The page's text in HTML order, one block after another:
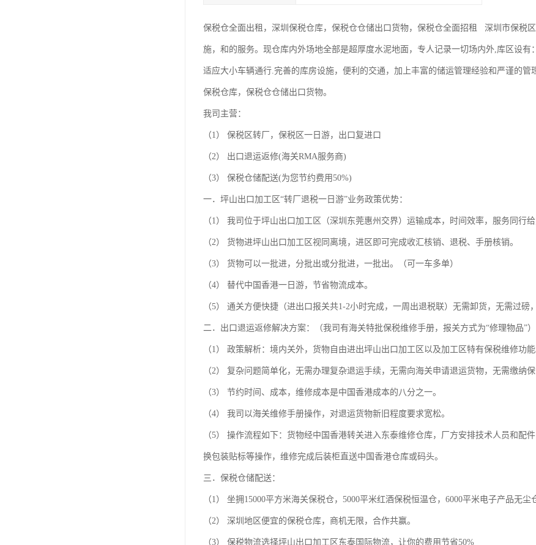
保税仓全面出租，深圳保税仓库，保税仓仓储出口货物，保税仓全面招租 深圳市保税
施，和的服务。现仓库内外场地全部是超厚度水泥地面，专人记录一切场内外,库区设有
适应大小车辆通行.完善的库房设施，便利的交通，加上丰富的储运管理经验和严谨的管
保税仓库，保税仓仓储出口货物。
我司主营：
（1） 保税区转厂，保税区一日游，出口复进口
（2） 出口退运返修(海关RMA服务商)
（3） 保税仓储配送(为您节约费用50%)
一．坪山出口加工区“转厂退税一日游”业务政策优势：
（1） 我司位于坪山出口加工区（深圳东莞惠州交界）运输成本，时间效率，服务同行
（2） 货物进坪山出口加工区视同离境，进区即可完成收汇核销、退税、手册核销。
（3） 货物可以一批进，分批出或分批进，一批出。（可一车多单）
（4） 替代中国香港一日游，节省物流成本。
（5） 通关方便快捷（进出口报关共1-2小时完成，一周出退税联）无需卸货，无需过磅
二．出口退运返修解决方案：（我司有海关特批保税维修手册，报关方式为“修理物品”）
（1） 政策解析：境内关外，货物自由进出坪山出口加工区以及加工区特有保税维修功能
（2） 复杂问题简单化，无需办理复杂退运手续，无需向海关申请退运货物，无需缴纳保
（3） 节约时间、成本，维修成本是中国香港成本的八分之一。
（4） 我司以海关维修手册操作，对退运货物新旧程度要求宽松。
（5） 操作流程如下：货物经中国香港转关进入东泰维修仓库，厂方安排技术人员和配
换包装贴标等操作，维修完成后装柜直送中国香港仓库或码头。
三．保税仓储配送：
（1） 坐拥15000平方米海关保税仓，5000平米红酒保税恒温仓，6000平米电子产品无尘
（2） 深圳地区便宜的保税仓库，商机无限，合作共赢。
（3） 保税物流选择坪山出口加工区东泰国际物流，让你的费用节省50%